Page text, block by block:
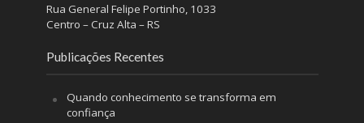
Rua General Felipe Portinho, 1033
Centro – Cruz Alta – RS
Publicações Recentes
Quando conhecimento se transforma em
confiança